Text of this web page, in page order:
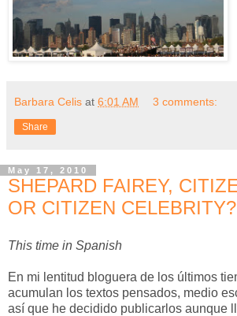
Barbara Celis at 6:01 AM 3 comments:
Share
May 17, 2010
SHEPARD FAIREY,
OR CITIZEN CELEBRITY?
This time in Spanish
En mi lentitud bloguera de los últimos
acumulan los textos pensados, medio
así que he decidido publicarlos aunque